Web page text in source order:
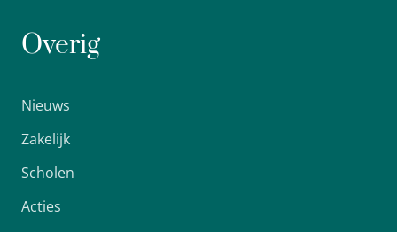
Overig
Nieuws
Zakelijk
Scholen
Acties